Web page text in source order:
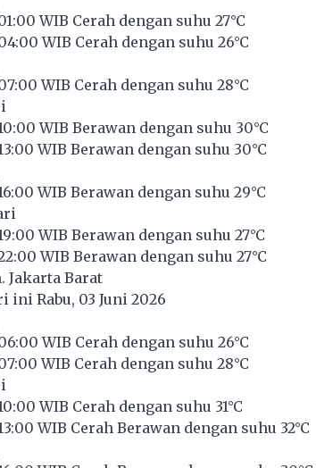
WIB Cerah dengan suhu 27°C
WIB Cerah dengan suhu 26°C
WIB Cerah dengan suhu 28°C
WIB Berawan dengan suhu 30°C
WIB Berawan dengan suhu 30°C
WIB Berawan dengan suhu 29°C
WIB Berawan dengan suhu 27°C
WIB Berawan dengan suhu 27°C
Jakarta Barat
ini Rabu, 03 Juni 2026
WIB Cerah dengan suhu 26°C
WIB Cerah dengan suhu 28°C
WIB Cerah dengan suhu 31°C
WIB Cerah Berawan dengan suhu 32°C